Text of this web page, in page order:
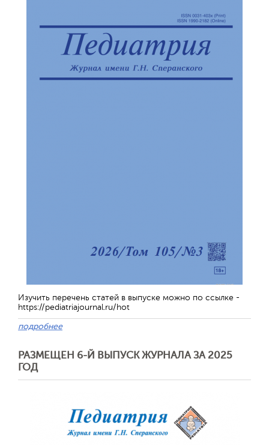
Изучить перечень статей в выпуске можно по ссылке -
https://pediatriajournal.ru/hot
подробнее
РАЗМЕЩЕН 6-Й ВЫПУСК ЖУРНАЛА ЗА 2025
ГОД